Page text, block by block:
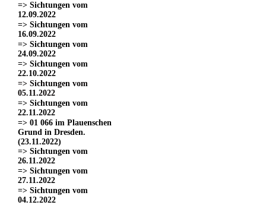
=> Sichtungen vom
12.09.2022
=> Sichtungen vom
16.09.2022
=> Sichtungen vom
24.09.2022
=> Sichtungen vom
22.10.2022
=> Sichtungen vom
05.11.2022
=> Sichtungen vom
22.11.2022
=> 01 066 im Plauenschen
Grund in Dresden.
(23.11.2022)
=> Sichtungen vom
26.11.2022
=> Sichtungen vom
27.11.2022
=> Sichtungen vom
04.12.2022